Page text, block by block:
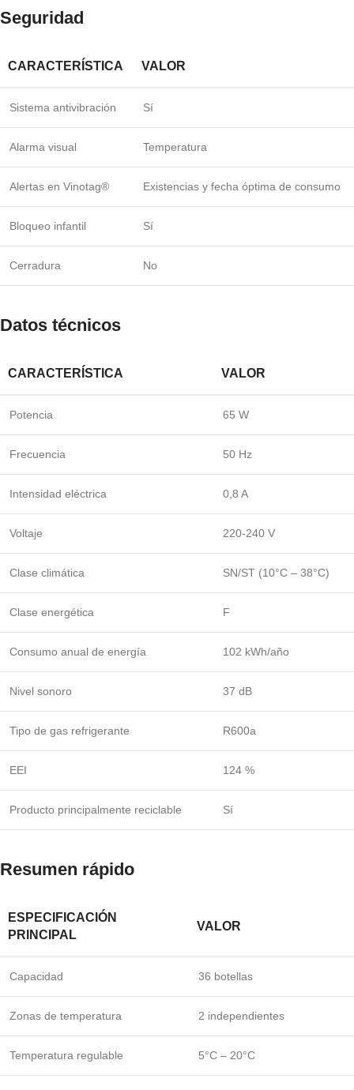
Seguridad
CARACTERÍSTICA VALOR
Sistema antivibración Sí
Alarma visual Temperatura
Alertas en Vinotag® Existencias y fecha óptima de consumo
Bloqueo infantil Sí
Cerradura No
Datos técnicos
CARACTERÍSTICA VALOR
Potencia 65 W
Frecuencia 50 Hz
Intensidad eléctrica 0,8 A
Voltaje 220-240 V
Clase climática SN/ST (10°C – 38°C)
Clase energética F
Consumo anual de energía 102 kWh/año
Nivel sonoro 37 dB
Tipo de gas refrigerante R600a
EEI 124 %
Producto principalmente reciclable Sí
Resumen rápido
ESPECIFICACIÓN
PRINCIPAL
VALOR
Capacidad 36 botellas
Zonas de temperatura 2 independientes
Temperatura regulable 5°C – 20°C